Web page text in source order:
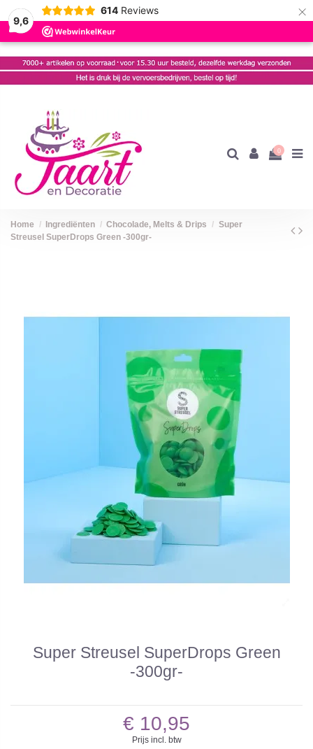
9,6
614 Reviews ×
0
Home Ingrediënten Chocolade, Melts & Drips
Super
Streusel SuperDrops Green -300gr-
Super Streusel SuperDrops Green
-300gr-
€ 10,95
Prijs incl. btw